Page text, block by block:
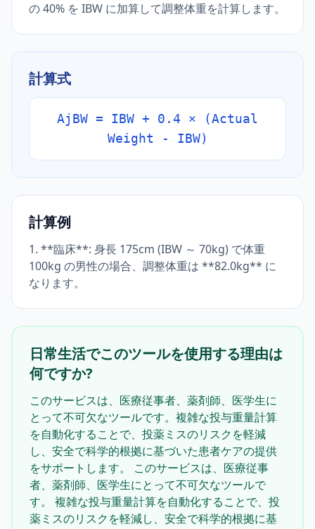
の 40% を IBW に加算して調整体重を計算します。
計算式
AjBW = IBW + 0.4 × (Actual
Weight - IBW)
計算例
1. **臨床**: 身長 175cm (IBW ～ 70kg) で体重
100kg の男性の場合、調整体重は **82.0kg** に
なります。
日常生活でこのツールを使用する理由は
何ですか?
このサービスは、医療従事者、薬剤師、医学生に
とって不可欠なツールです。複雑な投与重量計算
を自動化することで、投薬ミスのリスクを軽減
し、安全で科学的根拠に基づいた患者ケアの提供
をサポートします。 このサービスは、医療従事
者、薬剤師、医学生にとって不可欠なツールで
す。 複雑な投与重量計算を自動化することで、投
薬ミスのリスクを軽減し、安全で科学的根拠に基